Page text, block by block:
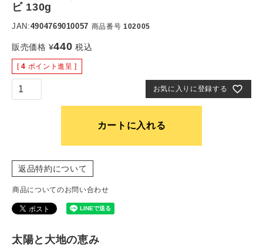
ビ 130g
JAN:4904769010057 商品番号 102005
販売価格 ¥440 税込
[ 4 ポイント進呈 ]
お気に入りに登録する
カートに入れる
返品特約について
商品についてのお問い合わせ
太陽と大地の恵み